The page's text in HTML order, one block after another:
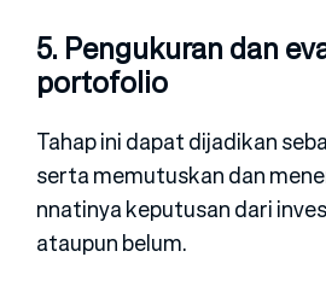
5. Pengukuran dan
portofolio
Tahap ini dapat dijadikan
serta memutuskan dan
nnatinya keputusan dari
ataupun belum.